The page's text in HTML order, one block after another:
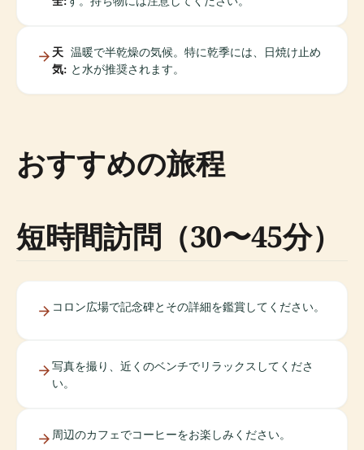
天
気:
温暖で半乾燥の気候。特に乾季には、日焼け止め
と水が推奨されます。
おすすめの旅程
短時間訪問（30〜45分）
コロン広場で記念碑とその詳細を鑑賞してください。
写真を撮り、近くのベンチでリラックスしてくださ
い。
周辺のカフェでコーヒーをお楽しみください。